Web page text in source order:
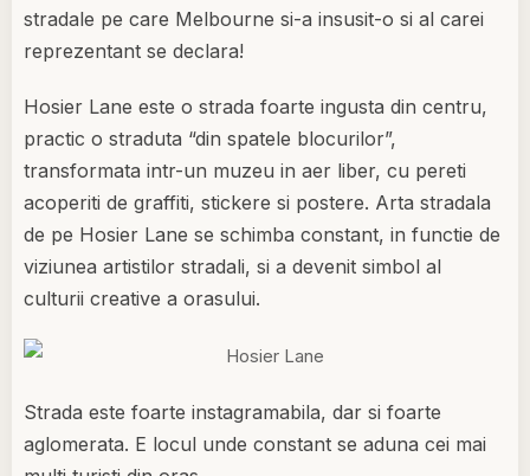
stradale pe care Melbourne si-a insusit-o si al carei
reprezentant se declara!
Hosier Lane este o strada foarte ingusta din centru,
practic o straduta “din spatele blocurilor”,
transformata intr-un muzeu in aer liber, cu pereti
acoperiti de graffiti, stickere si postere. Arta stradala
de pe Hosier Lane se schimba constant, in functie de
viziunea artistilor stradali, si a devenit simbol al
culturii creative a orasului.
Strada este foarte instagramabila, dar si foarte
aglomerata. E locul unde constant se aduna cei mai